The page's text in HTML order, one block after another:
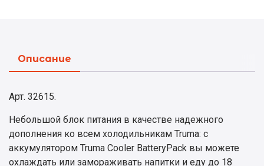
Описание
Арт. 32615.
Небольшой блок питания в качестве надежного
дополнения ко всем холодильникам Truma: с
аккумулятором Truma Cooler BatteryPack вы можете
охлаждать или замораживать напитки и еду до 18